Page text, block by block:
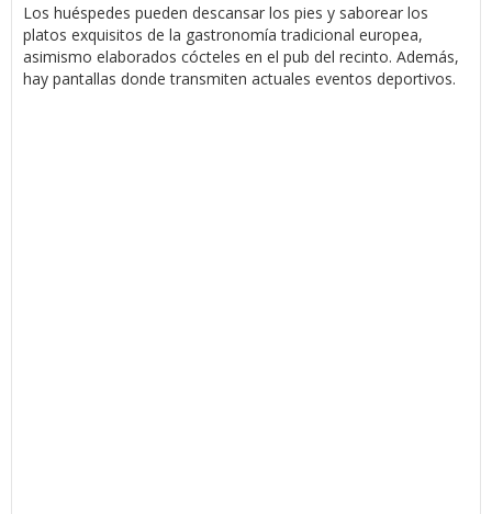
Los huéspedes pueden descansar los pies y saborear los
platos exquisitos de la gastronomía tradicional europea,
asimismo elaborados cócteles en el pub del recinto. Además,
hay pantallas donde transmiten actuales eventos deportivos.